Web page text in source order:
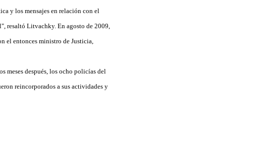
y los mensajes en relación con el
resaltó Litvachky. En agosto de 2009,
el entonces ministro de Justicia,
meses después, los ocho policías del
reincorporados a sus actividades y